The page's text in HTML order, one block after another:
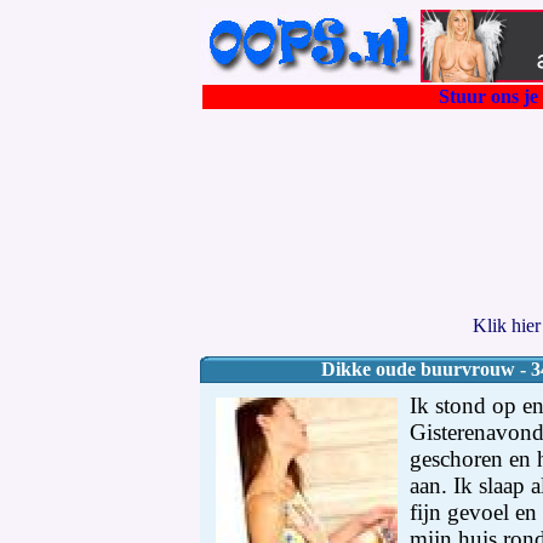
Stuur ons
Klik hier
Dikke oude buurvrouw -
Ik stond op
geschoren en
aan. Ik slaap
fijn gevoel